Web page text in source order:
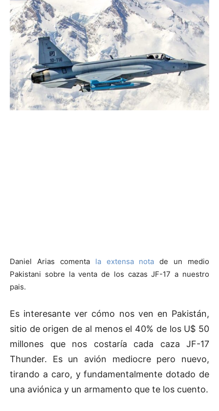
Daniel Arias comenta la extensa nota de un medio
Pakistani sobre la venta de los cazas JF-17 a nuestro
pais.
Es interesante ver cómo nos ven en Pakistán,
sitio de origen de al menos el 40% de los U$ 50
millones que nos costaría cada caza JF-17
Thunder. Es un avión mediocre pero nuevo,
tirando a caro, y fundamentalmente dotado de
una aviónica y un armamento que te los cuento.